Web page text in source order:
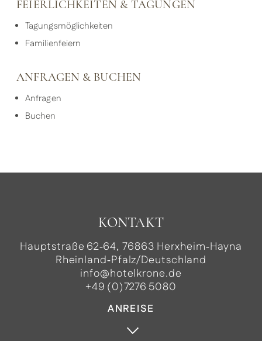
FEIERLICHKEITEN & TAGUNGEN
Tagungsmöglichkeiten
Familienfeiern
ANFRAGEN & BUCHEN
Anfragen
Buchen
KONTAKT
Hauptstraße 62‑64, 76863 Herxheim‑Hayna
Rheinland‑Pfalz/Deutschland
info@hotelkrone.de
+49 (0)7276 5080
ANREISE